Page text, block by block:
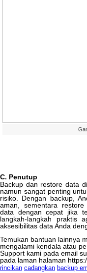
C. Penutup
Backup dan restore data di
namun sangat penting
risiko. Dengan backup,
aman, sementara restore
data dengan cepat jika
langkah-langkah praktis
aksesibilitas dataAnda
Temukan bantuan lainnya
mengalami kendala atau
Support kami pada email
pada laman halaman https:/
rincikan cadangkan backup